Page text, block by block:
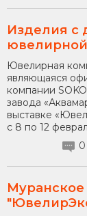
Изделия с
Ювелирная
являющаяся
компании
завода
выставке
с 8 по 12
0
Муранское